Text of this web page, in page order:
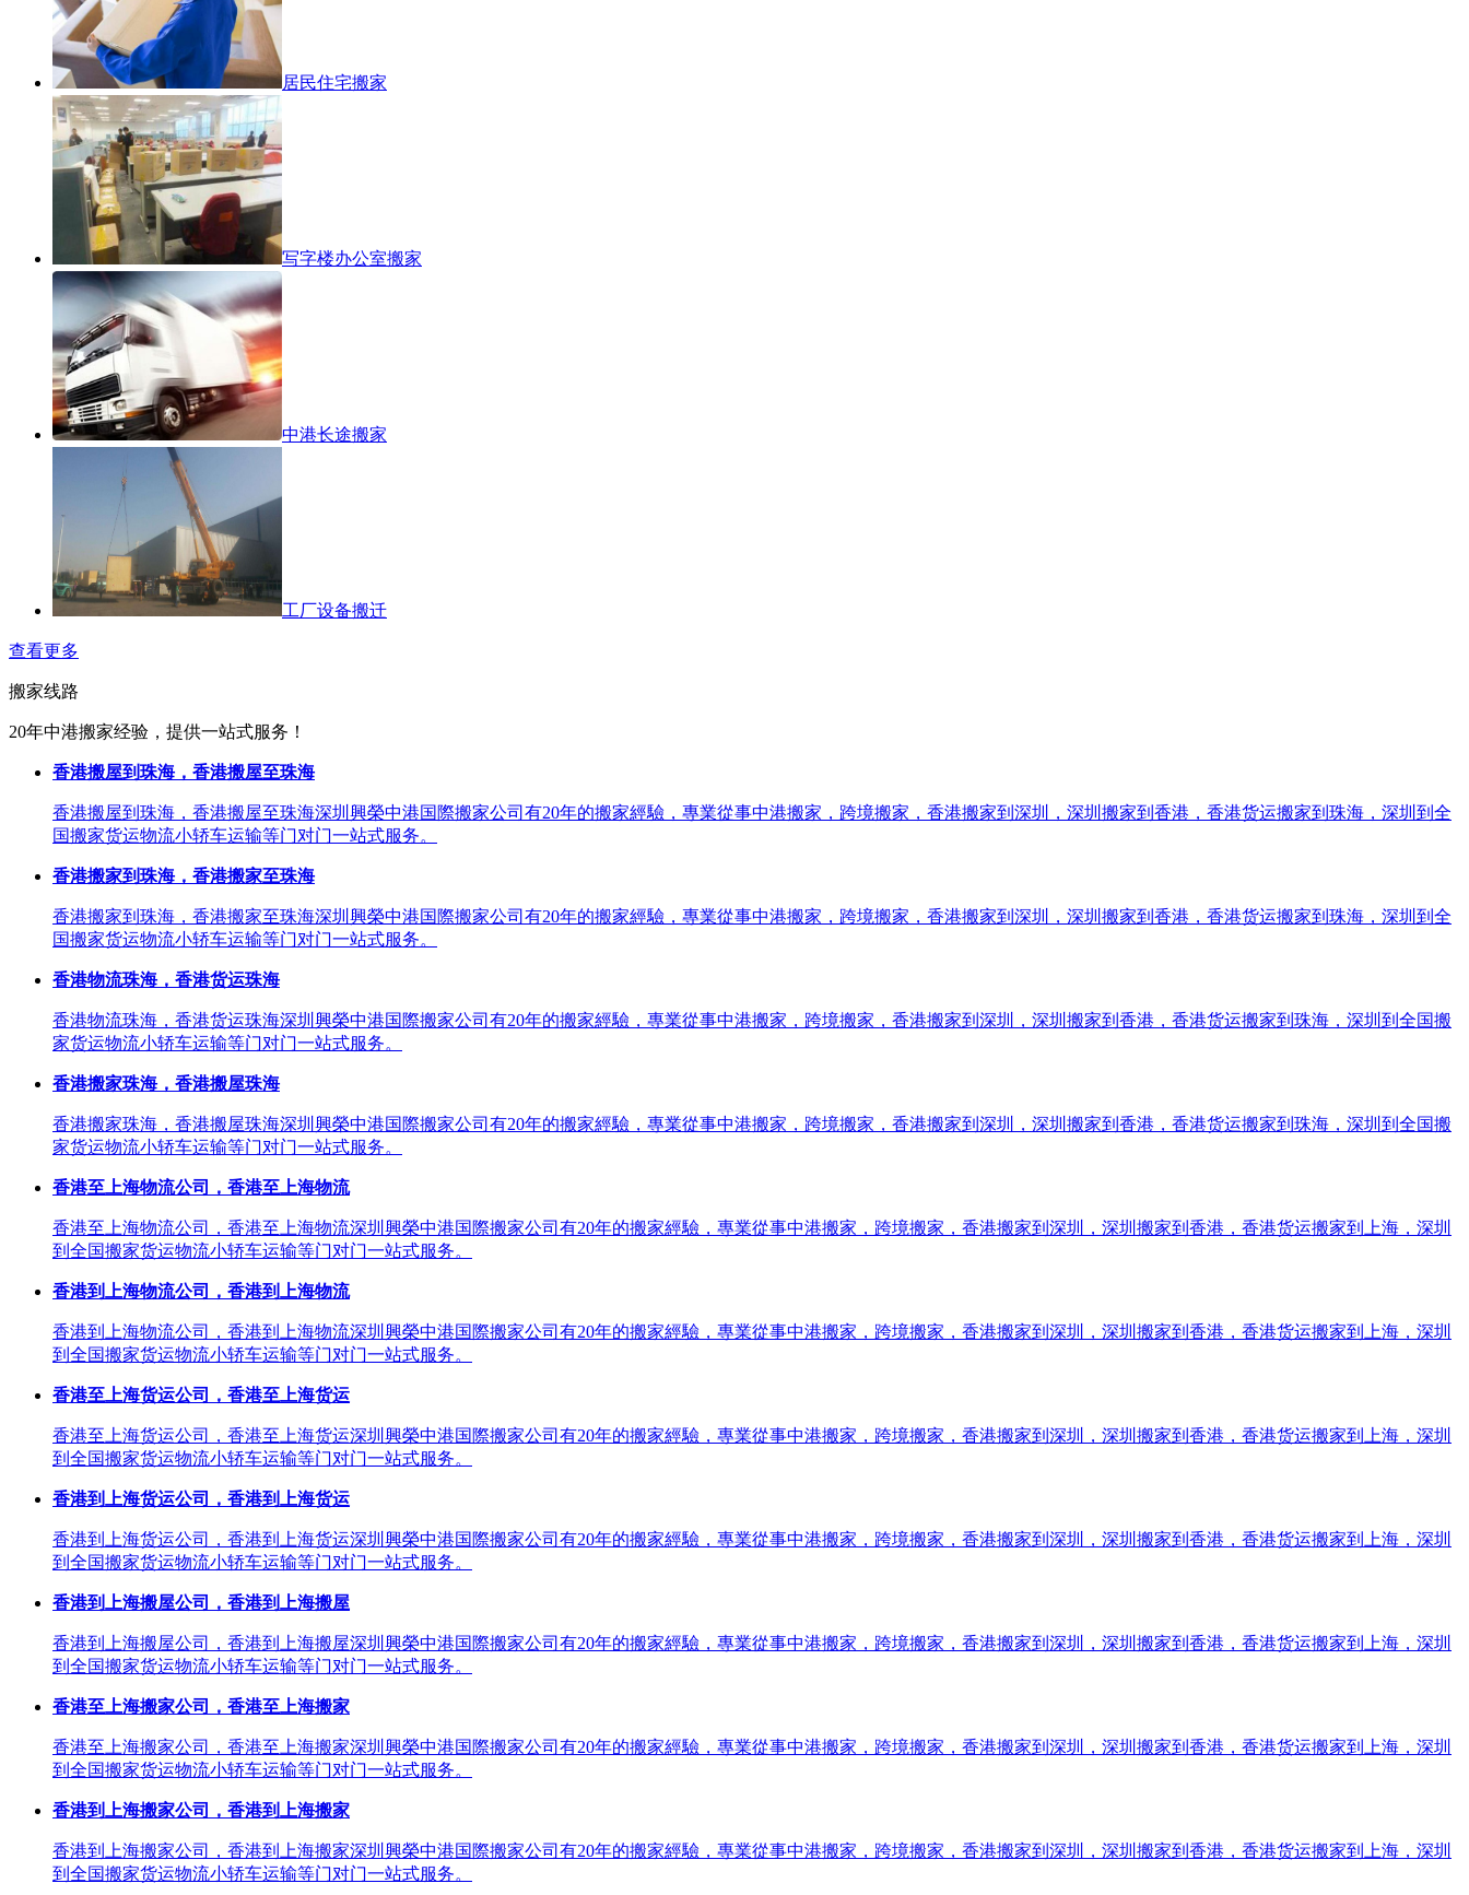
居民住宅搬家
写字楼办公室搬家
中港长途搬家
工厂设备搬迁
查看更多
搬家线路
20年中港搬家经验，提供一站式服务！
香港搬屋到珠海，香港搬屋至珠海
香港搬屋到珠海，香港搬屋至珠海深圳興榮中港国際搬家公司有20年的搬家經驗，專業從事中港搬家，跨境搬家，香港搬家到深圳，深圳搬家到香港，香港货运搬家到珠海，深圳到全
国搬家货运物流小轿车运输等门对门一站式服务。
香港搬家到珠海，香港搬家至珠海
香港搬家到珠海，香港搬家至珠海深圳興榮中港国際搬家公司有20年的搬家經驗，專業從事中港搬家，跨境搬家，香港搬家到深圳，深圳搬家到香港，香港货运搬家到珠海，深圳到全
国搬家货运物流小轿车运输等门对门一站式服务。
香港物流珠海，香港货运珠海
香港物流珠海，香港货运珠海深圳興榮中港国際搬家公司有20年的搬家經驗，專業從事中港搬家，跨境搬家，香港搬家到深圳，深圳搬家到香港，香港货运搬家到珠海，深圳到全国搬
家货运物流小轿车运输等门对门一站式服务。
香港搬家珠海，香港搬屋珠海
香港搬家珠海，香港搬屋珠海深圳興榮中港国際搬家公司有20年的搬家經驗，專業從事中港搬家，跨境搬家，香港搬家到深圳，深圳搬家到香港，香港货运搬家到珠海，深圳到全国搬
家货运物流小轿车运输等门对门一站式服务。
香港至上海物流公司，香港至上海物流
香港至上海物流公司，香港至上海物流深圳興榮中港国際搬家公司有20年的搬家經驗，專業從事中港搬家，跨境搬家，香港搬家到深圳，深圳搬家到香港，香港货运搬家到上海，深圳
到全国搬家货运物流小轿车运输等门对门一站式服务。
香港到上海物流公司，香港到上海物流
香港到上海物流公司，香港到上海物流深圳興榮中港国際搬家公司有20年的搬家經驗，專業從事中港搬家，跨境搬家，香港搬家到深圳，深圳搬家到香港，香港货运搬家到上海，深圳
到全国搬家货运物流小轿车运输等门对门一站式服务。
香港至上海货运公司，香港至上海货运
香港至上海货运公司，香港至上海货运深圳興榮中港国際搬家公司有20年的搬家經驗，專業從事中港搬家，跨境搬家，香港搬家到深圳，深圳搬家到香港，香港货运搬家到上海，深圳
到全国搬家货运物流小轿车运输等门对门一站式服务。
香港到上海货运公司，香港到上海货运
香港到上海货运公司，香港到上海货运深圳興榮中港国際搬家公司有20年的搬家經驗，專業從事中港搬家，跨境搬家，香港搬家到深圳，深圳搬家到香港，香港货运搬家到上海，深圳
到全国搬家货运物流小轿车运输等门对门一站式服务。
香港到上海搬屋公司，香港到上海搬屋
香港到上海搬屋公司，香港到上海搬屋深圳興榮中港国際搬家公司有20年的搬家經驗，專業從事中港搬家，跨境搬家，香港搬家到深圳，深圳搬家到香港，香港货运搬家到上海，深圳
到全国搬家货运物流小轿车运输等门对门一站式服务。
香港至上海搬家公司，香港至上海搬家
香港至上海搬家公司，香港至上海搬家深圳興榮中港国際搬家公司有20年的搬家經驗，專業從事中港搬家，跨境搬家，香港搬家到深圳，深圳搬家到香港，香港货运搬家到上海，深圳
到全国搬家货运物流小轿车运输等门对门一站式服务。
香港到上海搬家公司，香港到上海搬家
香港到上海搬家公司，香港到上海搬家深圳興榮中港国際搬家公司有20年的搬家經驗，專業從事中港搬家，跨境搬家，香港搬家到深圳，深圳搬家到香港，香港货运搬家到上海，深圳
到全国搬家货运物流小轿车运输等门对门一站式服务。